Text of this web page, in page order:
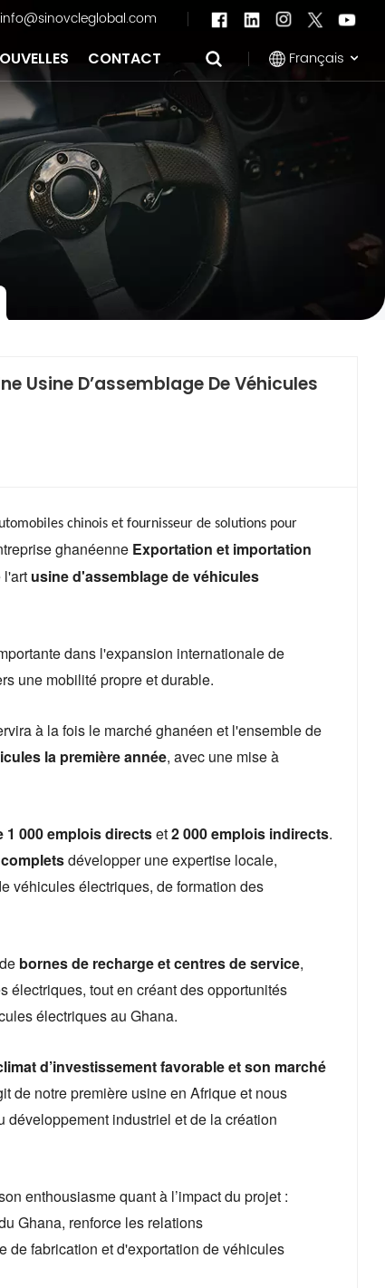
info@sinovcleglobal.com
CONTACT Français
English
Français
中文
Usine D’assemblage De Véhicules
chinois et fournisseur de solutions pour
ghanéenne Exportation et importation
l'art usine d'assemblage de véhicules
dans l'expansion internationale de
une mobilité propre et durable.
à la fois le marché ghanéen et l'ensemble de
la première année, avec une mise à
1 000 emplois directset2 000 emplois indirects.
développer une expertise locale,
véhicules électriques, de formation des
bornes de recharge et centres de service,
tout en créant des opportunités
électriques au Ghana.
d’investissement favorable et son marché
de notre première usine en Afrique et nous
développement industriel et de la création
enthousiasme quant à l’impact du projet :
Ghana, renforce les relations
de fabrication et d'exportation de véhicules